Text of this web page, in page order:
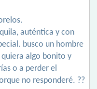
auténtica y con
busco un hombre
algo bonito y
o a perder el
no responderé. ??